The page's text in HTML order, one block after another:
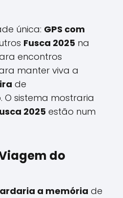
única: GPS com
Fusca 2025 na
encontros
manter viva a
de
sistema mostraria
2025 estão num
do
a memória de